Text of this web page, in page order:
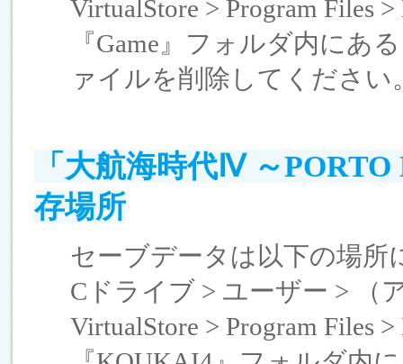
VirtualStore > Program Files
『Game』フォルダ内にあ
ァイルを削除してください
「大航海時代Ⅳ ～
存場所
セーブデータは以下の場所
Cドライブ > ユーザー > （
VirtualStore > Program Files